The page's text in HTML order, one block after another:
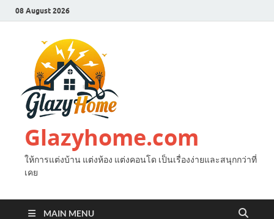
08 August 2026
Glazyhome.com
ให้การแต่งบ้าน แต่งห้อง แต่งคอนโด เป็นเรื่องง่ายและสนุกกว่าที่
เคย
MAIN MENU